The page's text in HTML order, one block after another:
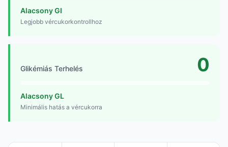
Alacsony GI
Legjobb vércukorkontrollhoz
Glikémiás Terhelés 0
Alacsony GL
Minimális hatás a vércukorra